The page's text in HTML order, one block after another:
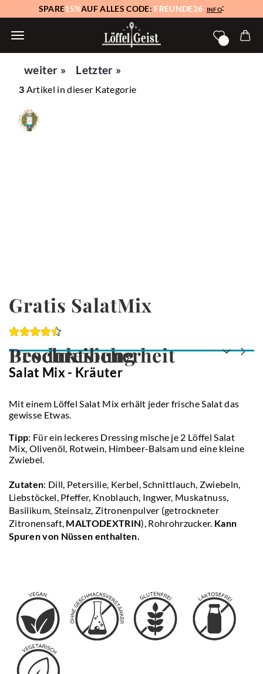
SPARE15%AUF ALLES CODE: FREUNDE26 INFO*
weiter » Letzter »
3 Artikel in dieser Kategorie
Gratis SalatMix
Produktsicherheit
Beschreibung
Salat Mix - Kräuter
Mit einem Löffel Salat Mix erhält jeder frische Salat das
gewisse Etwas.
Tipp: Für ein leckeres Dressing mische je 2 Löffel Salat
Mix, Olivenöl, Rotwein, Himbeer-Balsam und eine kleine
Zwiebel.
Zutaten: Dill, Petersilie, Kerbel, Schnittlauch, Zwiebeln,
Liebstöckel, Pfeffer, Knoblauch, Ingwer, Muskatnuss,
Basilikum, Steinsalz, Zitronenpulver (getrockneter
Zitronensaft, MALTODEXTRIN), Rohrohrzucker. Kann
Spuren von Nüssen enthalten.